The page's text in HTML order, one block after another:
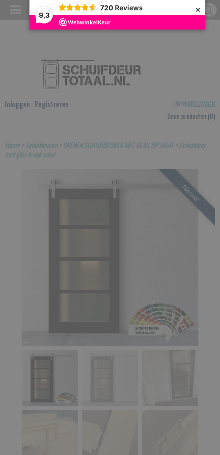
9,3
720 Reviews ×
Inloggen Registreren
UW WINKELWAGEN
Geen producten (0)
Home>Schuifdeuren>GRENEN SCHUIFDEUREN MET GLAS OP MAAT>Schuifdeur
met glas 4-vak smal
Nieuw!